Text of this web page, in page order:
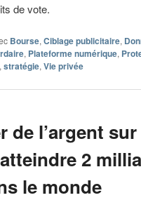
de vote.
Bourse, Ciblage publicitaire,
, Plateforme numérique,
, stratégie, Vie privée
de l’argent sur
2
le monde